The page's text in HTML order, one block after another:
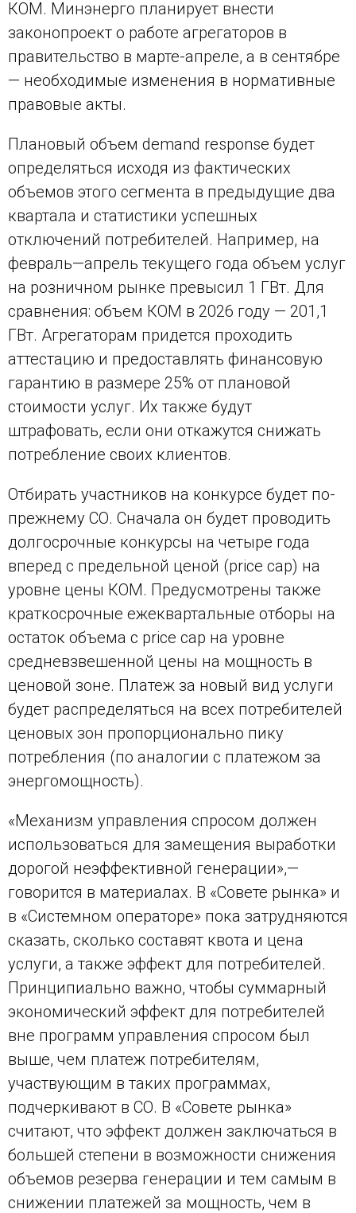
КОМ. Минэнерго планирует внести
законопроект о работе агрегаторов в
правительство в марте-апреле, а в сентябре
— необходимые изменения в нормативные
правовые акты.
Плановый объем demand response будет
определяться исходя из фактических
объемов этого сегмента в предыдущие два
квартала и статистики успешных
отключений потребителей. Например, на
февраль—апрель текущего года объем услуг
на розничном рынке превысил 1 ГВт. Для
сравнения: объем КОМ в 2026 году — 201,1
ГВт. Агрегаторам придется проходить
аттестацию и предоставлять финансовую
гарантию в размере 25% от плановой
стоимости услуг. Их также будут
штрафовать, если они откажутся снижать
потребление своих клиентов.
Отбирать участников на конкурсе будет по-
прежнему СО. Сначала он будет проводить
долгосрочные конкурсы на четыре года
вперед с предельной ценой (price cap) на
уровне цены КОМ. Предусмотрены также
краткосрочные ежеквартальные отборы на
остаток объема с price cap на уровне
средневзвешенной цены на мощность в
ценовой зоне. Платеж за новый вид услуги
будет распределяться на всех потребителей
ценовых зон пропорционально пику
потребления (по аналогии с платежом за
энергомощность).
«Механизм управления спросом должен
использоваться для замещения выработки
дорогой неэффективной генерации»,—
говорится в материалах. В «Совете рынка» и
в «Системном операторе» пока затрудняются
сказать, сколько составят квота и цена
услуги, а также эффект для потребителей.
Принципиально важно, чтобы суммарный
экономический эффект для потребителей
вне программ управления спросом был
выше, чем платеж потребителям,
участвующим в таких программах,
подчеркивают в СО. В «Совете рынка»
считают, что эффект должен заключаться в
большей степени в возможности снижения
объемов резерва генерации и тем самым в
снижении платежей за мощность, чем в